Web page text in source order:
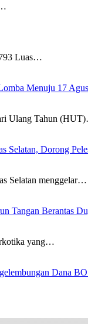
Luas…
Menuju 17
Ulang Tahun
Selatan, Dorong
Selatan menggelar…
Tangan Berantas
yang…
Dana